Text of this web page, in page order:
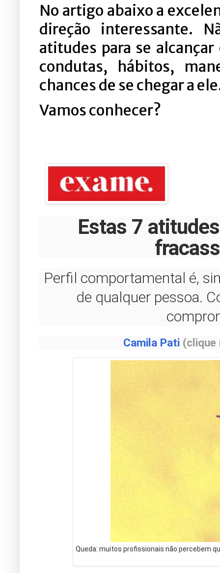
No artigo abaixo a
direção interessante.
atitudes para se
condutas, hábitos,
chances de se chegar a
Vamos conhecer?
Estas 7
Perfil comportamental é,
de qualquer pessoa.
Camila Pati (clique
Queda: muitos profissionais não percebem